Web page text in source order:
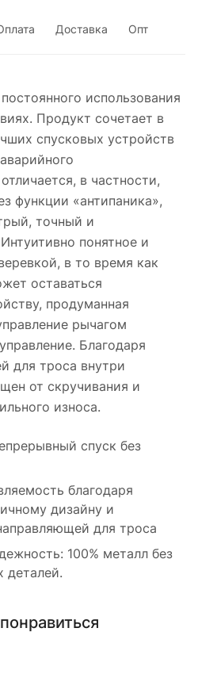
Доставка Опт
использования
Продукт сочетает в
спусковых устройств
в частности,
функции «антипаника»,
точный и
понятное и
в то время как
оставаться
продуманная
рычагом
Благодаря
для троса внутри
от скручивания и
износа.
спуск без
благодаря
дизайну и
для троса
100% металл без
деталей.